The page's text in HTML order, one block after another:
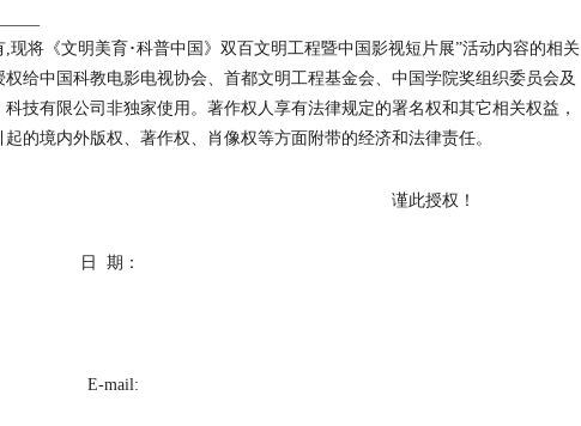
,现将《文明美育･科普中国》双百文明工程暨中国 影视短片展”活动内容的相关
权给中国科教电影电视协会、首都文明工程基金会、 中国学院奖组织委员会及
科技有限公司非独家使用。著作权人享有法律规定的署名权和其它相关权益，
的境内外版权、著作权、肖像权等方面附带的经济和法律责任。
谨此授权！
日 期：
mail: